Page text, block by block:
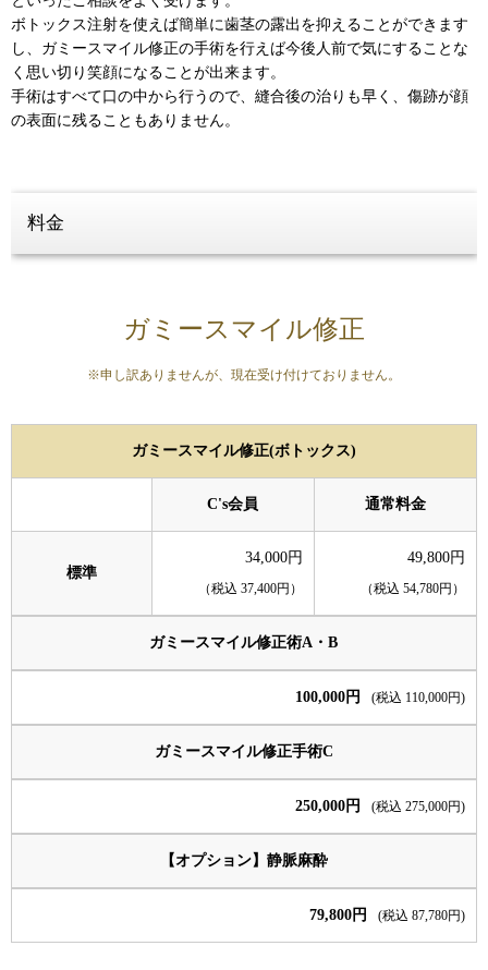
ボトックス注射を使えば簡単に歯茎の露出を抑えることができます
し、ガミースマイル修正の手術を行えば今後人前で気にすることな
く思い切り笑顔になることが出来ます。
手術はすべて口の中から行うので、縫合後の治りも早く、傷跡が顔
の表面に残ることもありません。
料金
ガミースマイル修正
※申し訳ありませんが、現在受け付けておりません。
ガミースマイル修正(ボトックス)
C's会員 通常料金
標準
34,000円
（税込 37,400円）
49,800円
（税込 54,780円）
ガミースマイル修正術A・B
100,000円 (税込 110,000円)
ガミースマイル修正手術C
250,000円 (税込 275,000円)
【オプション】静脈麻酔
79,800円 (税込 87,780円)